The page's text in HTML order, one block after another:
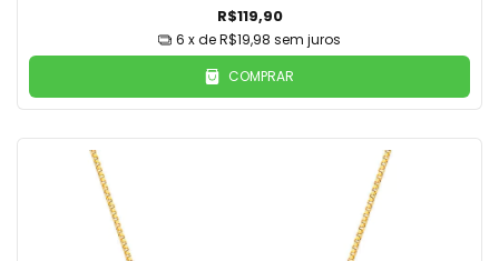
R$119,90
6 x deR$19,98 sem juros
COMPRAR